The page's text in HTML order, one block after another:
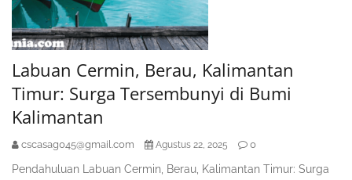
Labuan Cermin, Berau, Kalimantan
Timur: Surga Tersembunyi di Bumi
Kalimantan
cscasag045@gmail.com Agustus 22, 2025 0
Pendahuluan Labuan Cermin, Berau, Kalimantan Timur: Surga